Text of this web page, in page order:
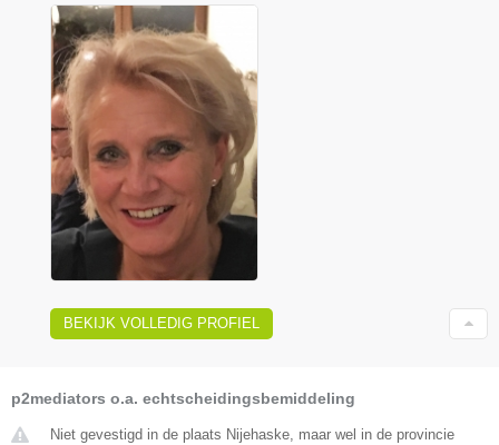
BEKIJK VOLLEDIG PROFIEL
p2mediators o.a. echtscheidingsbemiddeling
Niet gevestigd in de plaats Nijehaske, maar wel in de provincie